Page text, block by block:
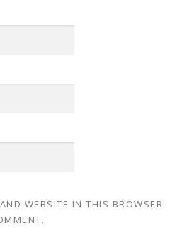
WEBSITE IN THIS BROWSER